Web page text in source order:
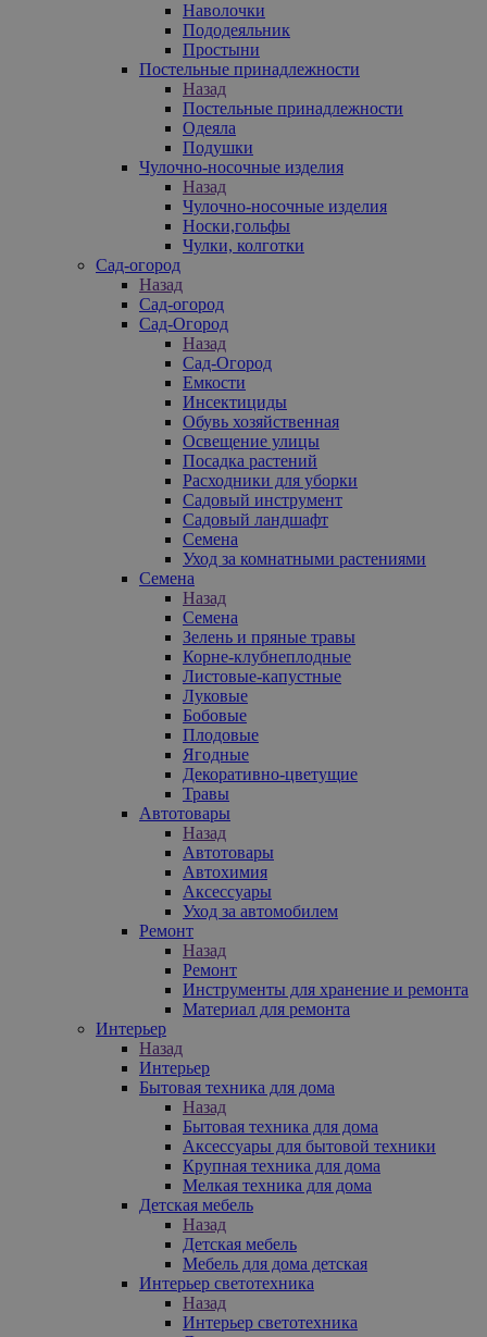
Наволочки
Пододеяльник
Простыни
Постельные принадлежности
Назад
Постельные принадлежности
Одеяла
Подушки
Чулочно-носочные изделия
Назад
Чулочно-носочные изделия
Носки,гольфы
Чулки, колготки
Сад-огород
Назад
Сад-огород
Сад-Огород
Назад
Сад-Огород
Емкости
Инсектициды
Обувь хозяйственная
Освещение улицы
Посадка растений
Расходники для уборки
Садовый инструмент
Садовый ландшафт
Семена
Уход за комнатными растениями
Семена
Назад
Семена
Зелень и пряные травы
Корне-клубнеплодные
Листовые-капустные
Луковые
Бобовые
Плодовые
Ягодные
Декоративно-цветущие
Травы
Автотовары
Назад
Автотовары
Автохимия
Аксессуары
Уход за автомобилем
Ремонт
Назад
Ремонт
Инструменты для хранение и ремонта
Материал для ремонта
Интерьер
Назад
Интерьер
Бытовая техника для дома
Назад
Бытовая техника для дома
Аксессуары для бытовой техники
Крупная техника для дома
Мелкая техника для дома
Детская мебель
Назад
Детская мебель
Мебель для дома детская
Интерьер светотехника
Назад
Интерьер светотехника